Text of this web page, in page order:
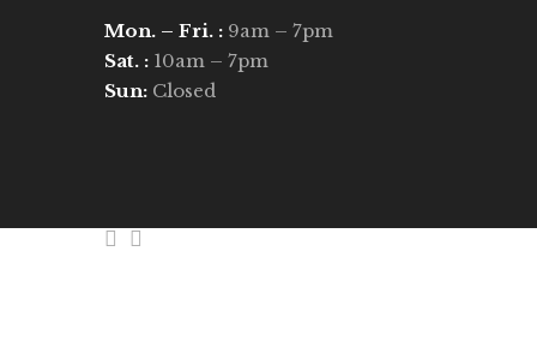
Mon. – Fri. : 9am – 7pm
Sat. : 10am – 7pm
Sun: Closed